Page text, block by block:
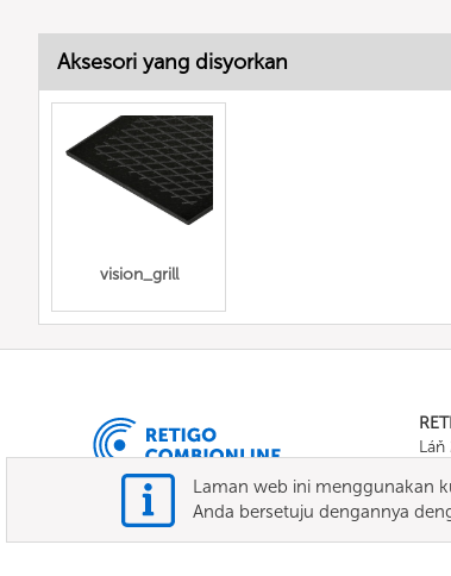
Aksesori yang disyorkan
vision_grill
E-
Laman web ini menggunakan
Anda bersetuju dengannya